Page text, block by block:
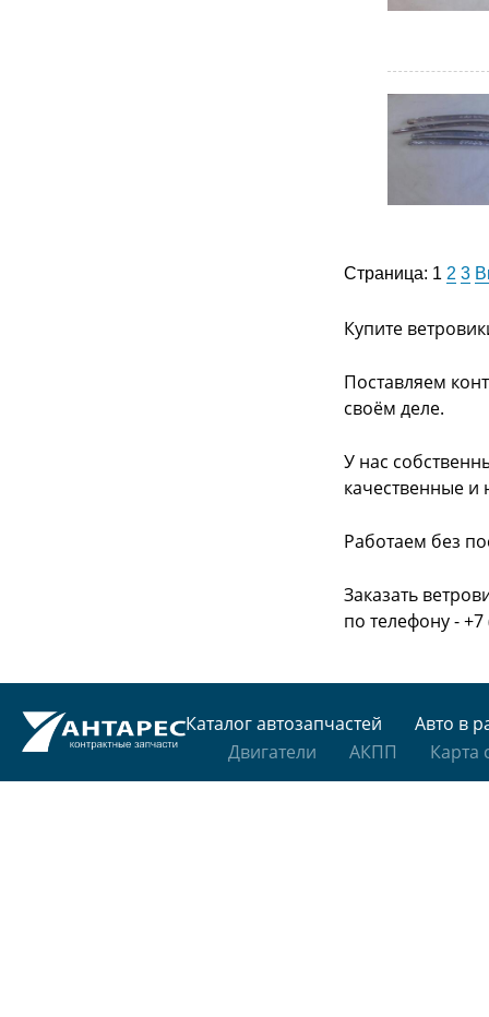
Страница: 1 2 3
Купите
Поставляем
своём деле.
У нас
качественные и
Работаем без
Заказать
по телефону -
Каталог автозапчастей
Авто в
Двигатели
АКПП Карта